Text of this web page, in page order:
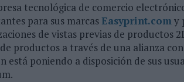
| LA IA ESTÁ SUBIENDO EL LISTÓN DE LA CREATIVIDAD
tecnológica de comercio
para sus marcas Easyprint.comy
de vistas previas de productos
productos a través de una alianza
está poniendo a disposición de sus